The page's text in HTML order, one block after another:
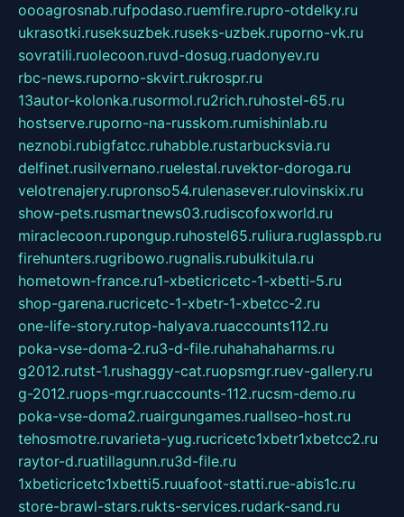
oooagrosnab.rufpodaso.ruemfire.rupro-otdelky.ru
ukrasotki.ruseksuzbek.ruseks-uzbek.ruporno-vk.ru
sovratili.ruolecoon.ruvd-dosug.ruadonyev.ru
rbc-news.ruporno-skvirt.rukrospr.ru
13autor-kolonka.rusormol.ru2rich.ruhostel-65.ru
hostserve.ruporno-na-russkom.rumishinlab.ru
neznobi.rubigfatcc.ruhabble.rustarbucksvia.ru
delfinet.rusilvernano.ruelestal.ruvektor-doroga.ru
velotrenajery.rupronso54.rulenasever.rulovinskix.ru
show-pets.rusmartnews03.rudiscofoxworld.ru
miraclecoon.rupongup.ruhostel65.ruliura.ruglasspb.ru
firehunters.rugribowo.rugnalis.rubulkitula.ru
hometown-france.ru1-xbeticricetc-1-xbetti-5.ru
shop-garena.rucricetc-1-xbetr-1-xbetcc-2.ru
one-life-story.rutop-halyava.ruaccounts112.ru
poka-vse-doma-2.ru3-d-file.ruhahahaharms.ru
g2012.rutst-1.rushaggy-cat.ruopsmgr.ruev-gallery.ru
g-2012.ruops-mgr.ruaccounts-112.rucsm-demo.ru
poka-vse-doma2.ruairgungames.ruallseo-host.ru
tehosmotre.ruvarieta-yug.rucricetc1xbetr1xbetcc2.ru
raytor-d.ruatillagunn.ru3d-file.ru
1xbeticricetc1xbetti5.ruuafoot-statti.rue-abis1c.ru
store-brawl-stars.rukts-services.rudark-sand.ru